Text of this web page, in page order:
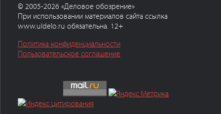
© 2005-2026 «Деловое обозрение»
При использовании материалов сайта ссылка
www.uldelo.ru обязательна. 12+
Политика конфиденциальности
Пользовательское соглашение